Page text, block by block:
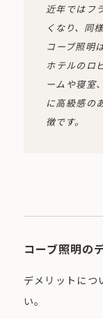
近年ではフ
くなり、同
コーブ照明
ホテルのロ
ームや寝室
に高級感の
徴です。
コーブ照明の
デメリットにつ
い。